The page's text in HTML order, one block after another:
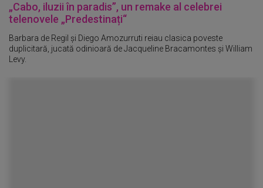
„Cabo, iluzii în paradis”, un remake al celebrei
telenovele „Predestinați“
Barbara de Regil și Diego Amozurruti reiau clasica poveste
duplicitară, jucată odinioară de Jacqueline Bracamontes și William
Levy.